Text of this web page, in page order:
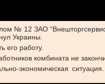
№ 12 ЗАО
Украины.
его работу.
комбината не
экономическая